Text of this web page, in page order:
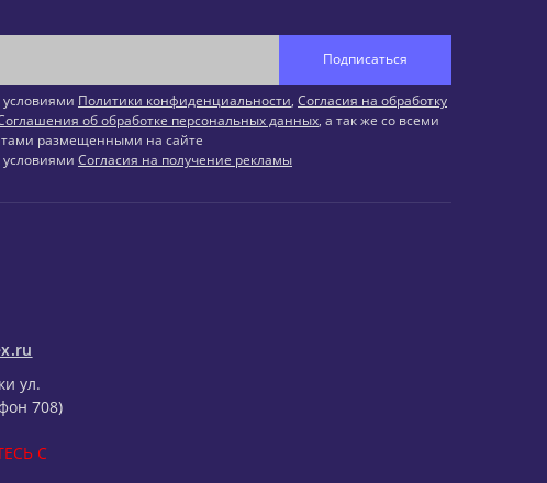
Подписаться
условиями Политики конфиденциальности, Согласия на обработку
об обработке персональных данных, а так же со всеми
размещенными на сайте
условиями Согласия на получение рекламы
ул.
708)
С